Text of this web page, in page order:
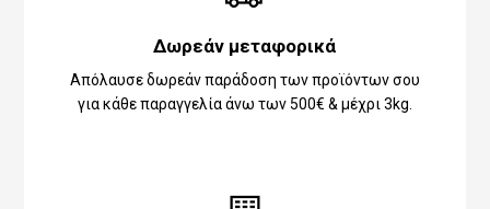
Δωρεάν μεταφορικά
Απόλαυσε δωρεάν παράδοση των προϊόντων σου
για κάθε παραγγελία άνω των 500€ & μέχρι 3kg.